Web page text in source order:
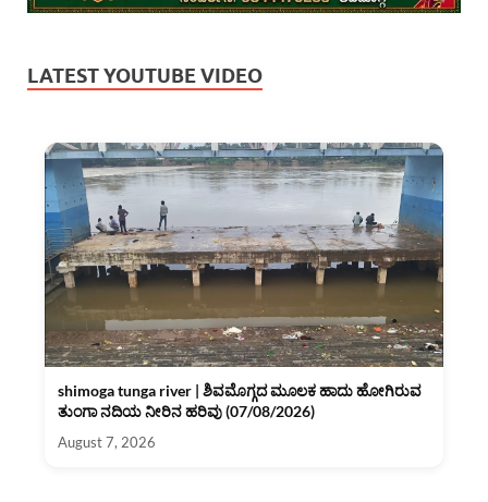
LATEST YOUTUBE VIDEO
shimoga tunga river | ಶಿವಮೊಗ್ಗದ ಮೂಲಕ ಹಾದು ಹೋಗಿರುವ
ತುಂಗಾ ನದಿಯ ನೀರಿನ ಹರಿವು (07/08/2026)
August 7, 2026